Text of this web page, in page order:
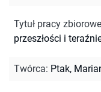
Tytuł pracy
przeszłości i
Twórca: Ptak,